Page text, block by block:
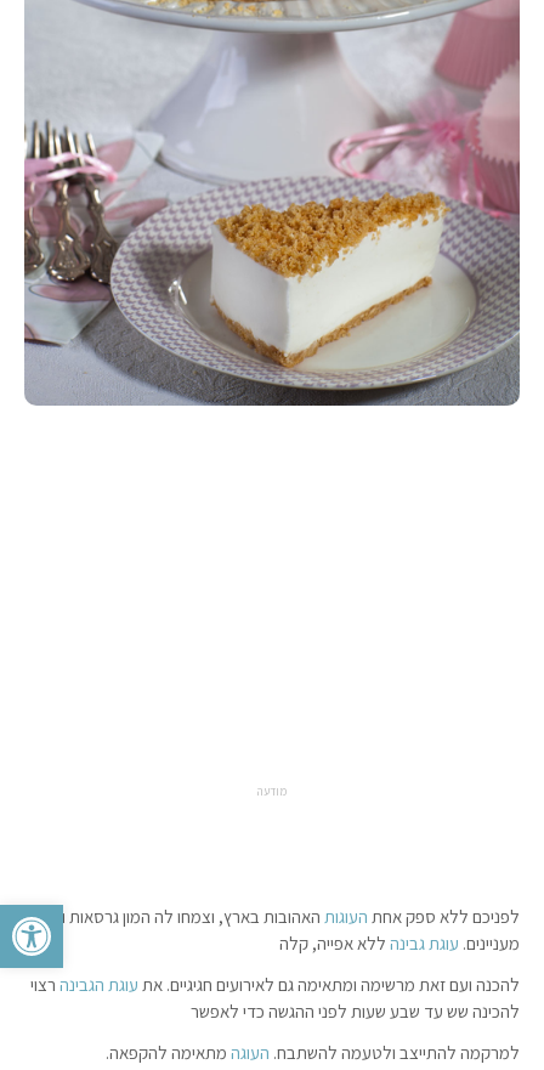
פתח
מודעה
לפניכם ללא ספק אחת העוגות האהובות בארץ, וצמחו לה המון גרסאות וגיוונים
מעניינים. עוגת גבינה ללא אפייה, קלה
להכנה ועם זאת מרשימה ומתאימה גם לאירועים חגיגיים. את עוגת הגבינה רצוי
להכינה שש עד שבע שעות לפני ההגשה כדי לאפשר
למרקמה להתייצב ולטעמה להשתבח. העוגה מתאימה להקפאה.